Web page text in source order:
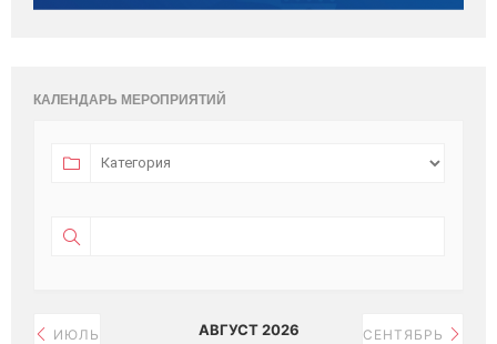
КАЛЕНДАРЬ МЕРОПРИЯТИЙ
ИЮЛЬ АВГУСТ 2026 СЕНТЯБРЬ